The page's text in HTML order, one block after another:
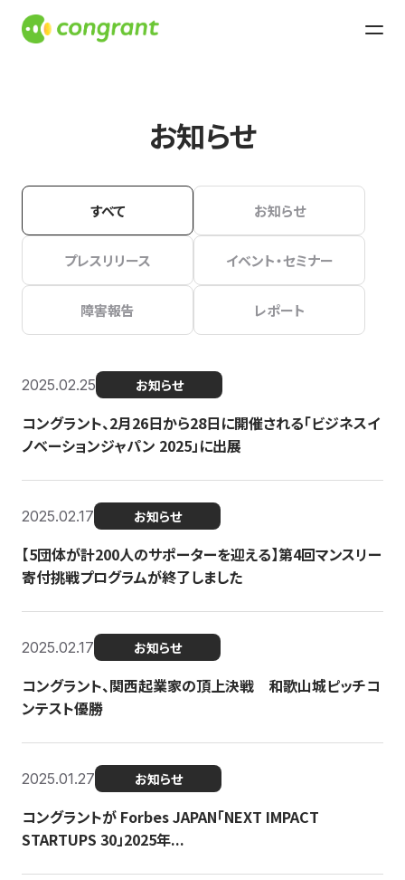
お知らせ
すべて お知らせ
プレスリリース イベント・セミナー
障害報告 レポート
2025.02.25 お知らせ
コングラント、2月26日から28日に開催される「ビジネスイ
ノベーションジャパン 2025」に出展
2025.02.17 お知らせ
【5団体が計200人のサポーターを迎える】​​第4回マンスリー
寄付挑戦プログラムが終了しました
2025.02.17 お知らせ
コングラント、関西起業家の頂上決戦 和歌山城ピッチコ
ンテスト優勝
2025.01.27 お知らせ
コングラントが Forbes JAPAN「NEXT IMPACT
STARTUPS 30」2025年...